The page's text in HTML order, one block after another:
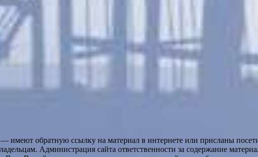
имеют обратную ссылку на материал в интернете или присланы
Администрация сайта ответственности за содержание